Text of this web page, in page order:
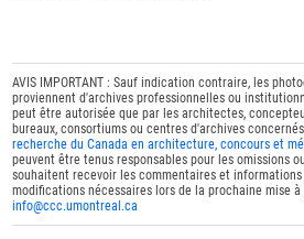
AVIS IMPORTANT : Sauf indication contraire, les
proviennent d'archives professionnelles ou
peut être autorisée que par les architectes,
bureaux, consortiums ou centres d'archives
recherche du Canada en architecture, concours et
peuvent être tenus responsables pour les omissions
souhaitent recevoir les commentaires et
modifications nécessaires lors de la prochaine mise à
info@ccc.umontreal.ca